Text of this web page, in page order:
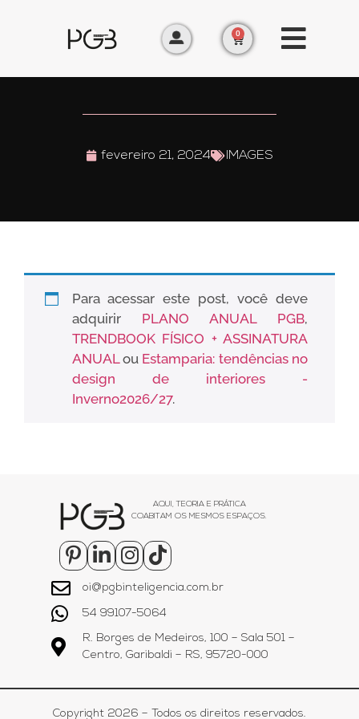
0
fevereiro 21, 2024 IMAGES
Para acessar este post, você deve
adquirir PLANO ANUAL PGB,
TRENDBOOK FÍSICO + ASSINATURA
ANUALou Estamparia: tendências no
design de interiores -
Inverno2026/27.
AQUI, TEORIA E PRÁTICA
COABITAM OS MESMOS ESPAÇOS.
oi@pgbinteligencia.com.br
54 99107-5064
R. Borges de Medeiros, 100 – Sala 501 –
Centro, Garibaldi – RS, 95720-000
Copyright 2026 – Todos os direitos reservados.